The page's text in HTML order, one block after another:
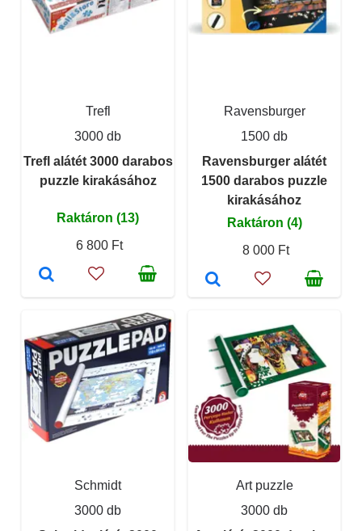
Trefl
3000 db
Trefl alátét 3000 darabos
puzzle kirakásához
Raktáron (13)
6 800 Ft
Ravensburger
1500 db
Ravensburger alátét
1500 darabos puzzle
kirakásához
Raktáron (4)
8 000 Ft
Schmidt
3000 db
Art puzzle
3000 db